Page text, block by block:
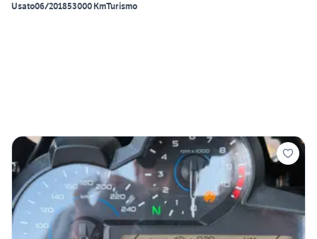
Usato06/201853000 KmTurismo